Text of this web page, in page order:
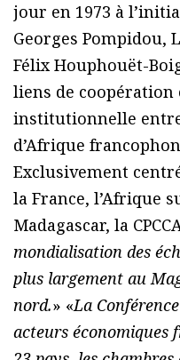
jour en 1973 à
Georges Pompidou,
Félix Houphouët-
liens de coopération
institutionnelle
d’Afrique
Exclusivement
la France, l’Afrique
Madagascar, la
mondialisation des
plus largement au
nord.» «La
acteurs économiques